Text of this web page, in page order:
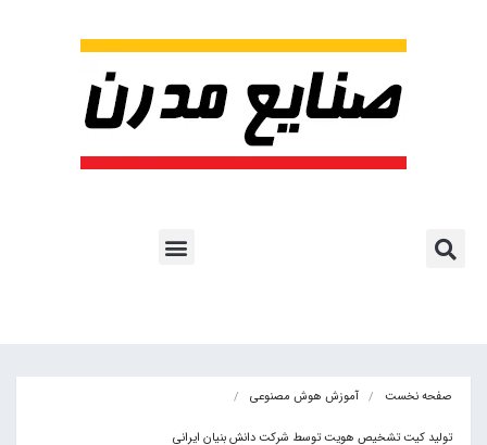
صفحه نخست آموزش هوش مصنوعی
تولید کیت تشخیص هویت توسط شرکت دانش بنیان ایرانی